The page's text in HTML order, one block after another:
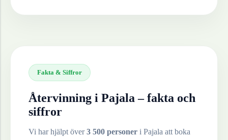
Fakta & Siffror
Återvinning i Pajala – fakta och
siffror
Vi har hjälpt över3 500 personer i Pajala att boka